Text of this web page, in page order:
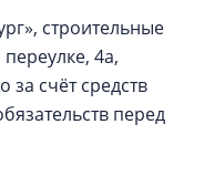
строительные
4а,
за счёт средств
перед